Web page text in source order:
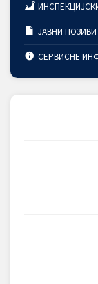
ЈАВНИ ПОЗИВИ
СЕРВИСНЕ